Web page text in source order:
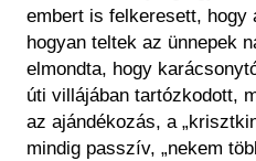
embert is felkeresett, hogy
hogyan teltek az ünnepek
elmondta, hogy
úti villájában tartózkodott,
az ajándékozás, a
mindig passzív, „nekem